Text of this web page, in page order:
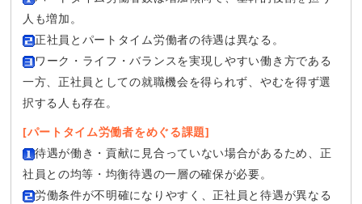
人も増加。
正社員とパートタイム労働者の待遇は異なる。
ワーク・ライフ・バランスを実現しやすい働き方である
一方、正社員としての就職機会を得られず、やむを得ず選
択する人も存在。
[パートタイム労働者をめぐる課題]
待遇が働き・貢献に見合っていない場合があるため、正
社員との均等・均衡待遇の一層の確保が必要。
労働条件が不明確になりやすく、正社員と待遇が異なる